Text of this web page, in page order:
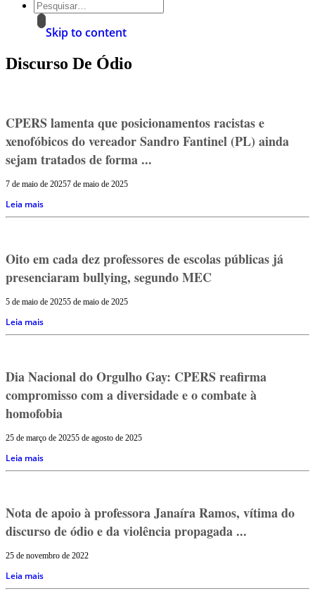
Skip to content
Discurso De Ódio
CPERS lamenta que posicionamentos racistas e
xenofóbicos do vereador Sandro Fantinel (PL) ainda
sejam tratados de forma ...
7 de maio de 20257 de maio de 2025
Leia mais
Oito em cada dez professores de escolas públicas já
presenciaram bullying, segundo MEC
5 de maio de 20255 de maio de 2025
Leia mais
Dia Nacional do Orgulho Gay: CPERS reafirma
compromisso com a diversidade e o combate à
homofobia
25 de março de 20255 de agosto de 2025
Leia mais
Nota de apoio à professora Janaíra Ramos, vítima do
discurso de ódio e da violência propagada ...
25 de novembro de 2022
Leia mais